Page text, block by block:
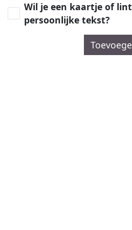
Wil je een kaartje of
persoonlijke tekst?